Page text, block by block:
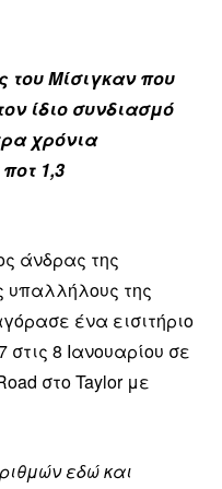
του Μίσιγκαν που
ίδιο συνδιασμό
χρόνια
1,3
άνδρας της
υπαλλήλους της
ένα εισιτήριο
στις 8 Ιανουαρίου σε
στο Taylor με
εδώ και